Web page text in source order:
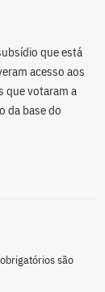
que está
acesso aos
que votaram a
da base do
são